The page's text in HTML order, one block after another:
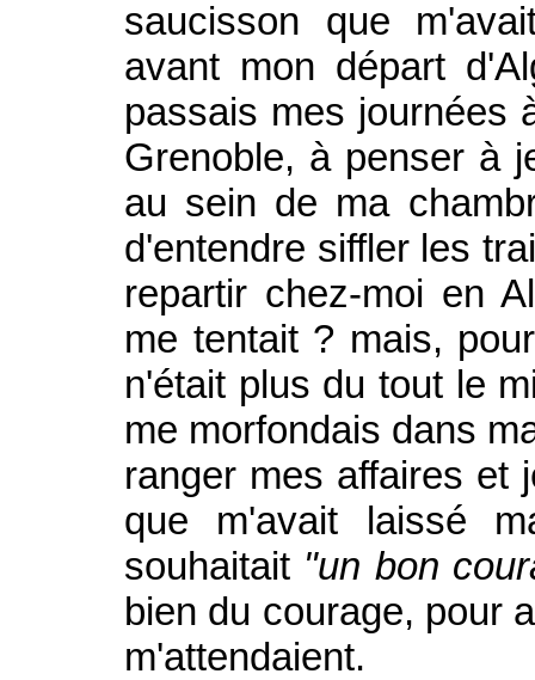
saucisson que
avant mon départ
passais mes journées
Grenoble, à penser à
au sein de ma
d'entendre siffler les
repartir chez-moi en
me tentait ? mais,
n'était plus du tout le
me morfondais dans
ranger mes affaires et
que m'avait laissé
souhaitait "un bon
bien du courage, pour
m'attendaient.